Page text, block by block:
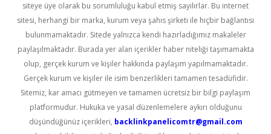
siteye üye olarak bu sorumluluğu kabul etmiş sayılırlar. Bu internet
sitesi, herhangi bir marka, kurum veya şahıs şirketi ile hiçbir bağlantısı
bulunmamaktadır. Sitede yalnızca kendi hazırladığımız makaleler
paylaşılmaktadır. Burada yer alan içerikler haber niteliği taşımamakta
olup, gerçek kurum ve kişiler hakkında paylaşım yapılmamaktadır.
Gerçek kurum ve kişiler ile isim benzerlikleri tamamen tesadüfidir.
Sitemiz, kar amacı gütmeyen ve tamamen ücretsiz bir bilgi paylaşım
platformudur. Hukuka ve yasal düzenlemelere aykırı olduğunu
düşündüğünüz içerikleri, backlinkpanelicomtr@gmail.com